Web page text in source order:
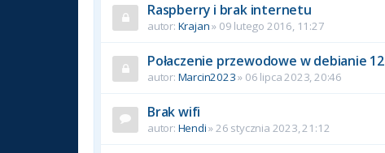
Raspberry i brak internetu
autor: Krajan» 09 lutego 2016, 11:27
Połaczenie przewodowe w debianie 12
autor: Marcin2023» 06 lipca 2023, 20:46
Brak wifi
autor: Hendi» 26 stycznia 2023, 21:12